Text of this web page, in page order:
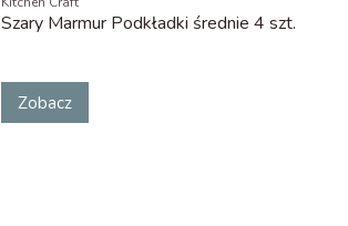
Szary Marmur Podkładki średnie 4 szt.
Zobacz